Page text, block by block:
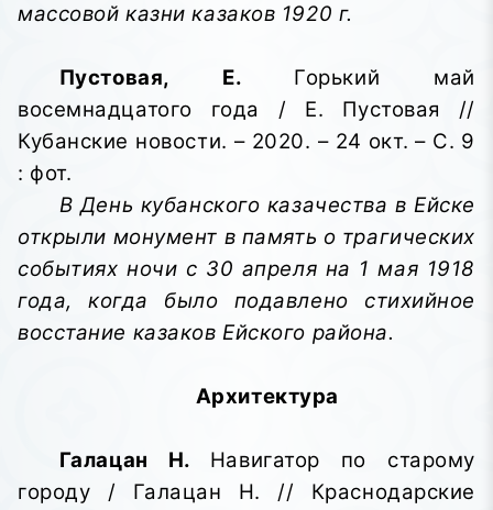
массовой казни казаков 1920 г.
Пустовая, Е. Горький май
восемнадцатого года / Е. Пустовая //
Кубанские новости. – 2020. – 24 окт. – С. 9
: фот.
В День кубанского казачества в Ейске
открыли монумент в память о трагических
событиях ночи с 30 апреля на 1 мая 1918
года, когда было подавлено стихийное
восстание казаков Ейского района.
Архитектура
Галацан Н. Навигатор по старому
городу / Галацан Н. // Краснодарские